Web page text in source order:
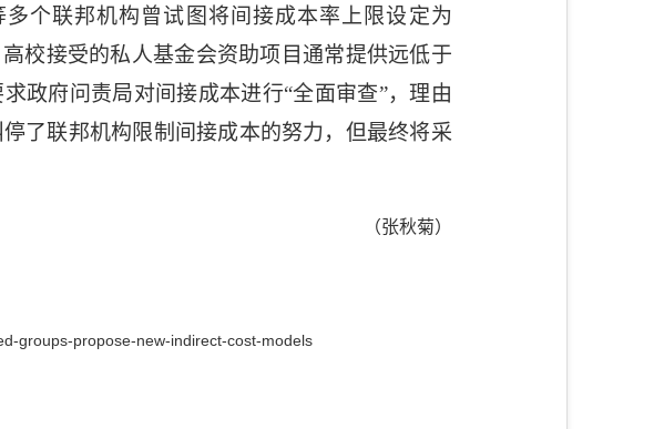
多个联邦机构曾试图将间接成本率上限设定为
校接受的私人基金会资助项目通常提供远低于
政府问责局对间接成本进行“全面审查”，理由
了联邦机构限制间接成本的努力，但最终将采
（张秋菊）
groups-propose-new-indirect-cost-models